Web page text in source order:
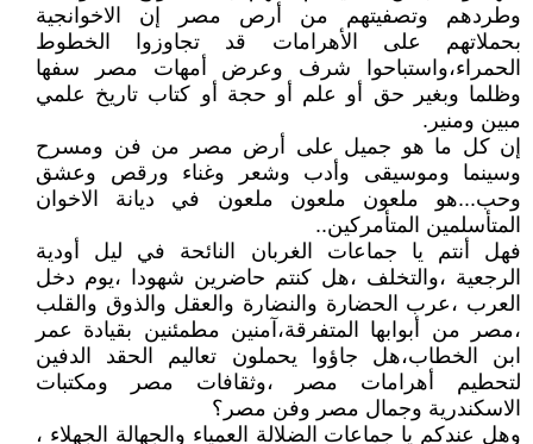
وطردهم وتصفيتهم من أرص مصر إن الاخوانجية
بحملاتهم على الأهرامات قد تجاوزوا الخطوط
الحمراء،واستباحوا شرف وعرض أمهات مصر سفها
وظلما وبغير حق أو علم أو حجة أو كتاب تاريخ علمي
مبين ومنير.
إن كل ما هو جميل على أرض مصر من فن ومسرح
وسينما وموسيقى وأدب وشعر وغناء ورقص وعشق
وحب...هو ملعون ملعون ملعون في ديانة الاخوان
المتأسلمين المتأمركين..
فهل أنتم يا جماعات الغربان النائحة في ليل أودية
الرجعية ،والتخلف ،هل كنتم حاضرين شهودا ،يوم دخل
العرب ،عرب الحضارة والنضارة والعقل والذوق والقلب
،مصر من أبوابها المتفرقة،آمنين مطمئنين بقيادة عمر
ابن الخطاب،هل جاؤوا يحملون تعاليم الحقد الدفين
لتحطيم أهرامات مصر ،وثقافات مصر ومكتبات
الاسكندرية وجمال مصر وفن مصر؟
وهل عندكم يا جماعات الضلالة العمياء والجهالة الجهلاء ،